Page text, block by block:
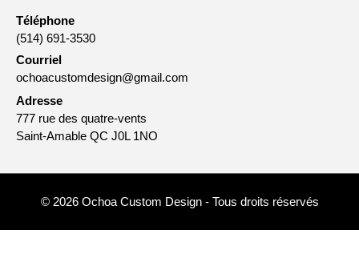
Téléphone
(514) 691-3530
Courriel
ochoacustomdesign@gmail.com
Adresse
777 rue des quatre-vents
Saint-Amable QC J0L 1NO
© 2026 Ochoa Custom Design - Tous droits réservés